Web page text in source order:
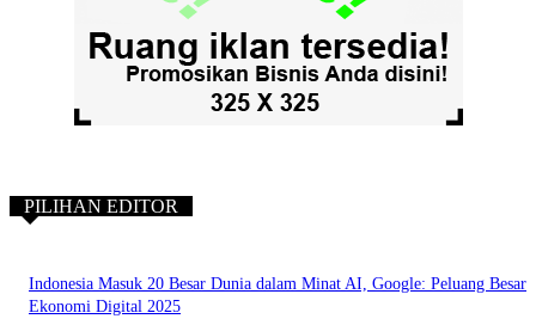
PILIHAN EDITOR
Indonesia Masuk 20 Besar Dunia dalam Minat AI, Google: Peluang Besar
Ekonomi Digital 2025